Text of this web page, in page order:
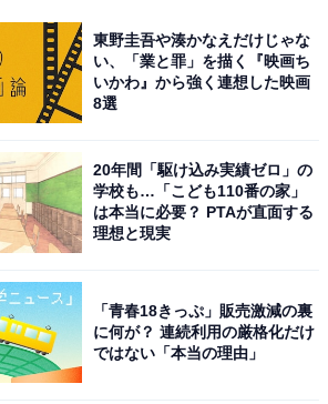
東野圭吾や湊かなえだけじゃな
い、「業と罪」を描く『映画ち
いかわ』から強く連想した映画
8選
20年間「駆け込み実績ゼロ」の
学校も…「こども110番の家」
は本当に必要？ PTAが直面する
理想と現実
「青春18きっぷ」販売激減の裏
に何が？ 連続利用の厳格化だけ
ではない「本当の理由」